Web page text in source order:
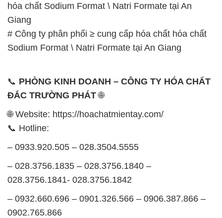
hóa chất Sodium Format \ Natri Formate tại An
Giang
# Công ty phân phối ≥ cung cấp hóa chất hóa chất
Sodium Format \ Natri Formate tại An Giang
📞 PHÒNG KINH DOANH – CÔNG TY HÓA CHẤT
ĐẮC TRƯỜNG PHÁT🌐
🌐 Website: https://hoachatmientay.com/
📞 Hotline:
– 0933.920.505 – 028.3504.5555
– 028.3756.1835 – 028.3756.1840 –
028.3756.1841- 028.3756.1842
– 0932.660.696 – 0901.326.566 – 0906.387.866 –
0902.765.866